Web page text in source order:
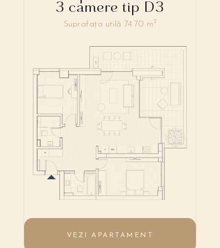
3 camere tip D3
Suprafața utilă 74.70 m2
VEZI APARTAMENT